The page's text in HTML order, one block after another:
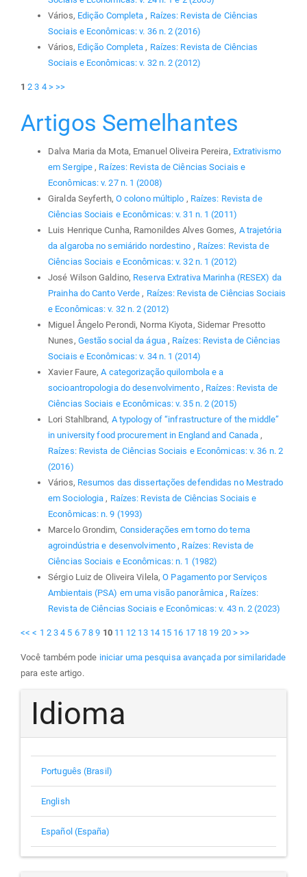
Vários, Edição Completa, Raízes: Revista de Ciências
Sociais e Econômicas: v. 36 n. 2 (2016)
Vários, Edição Completa, Raízes: Revista de Ciências
Sociais e Econômicas: v. 32 n. 2 (2012)
1 2 3 4 > >>
Artigos Semelhantes
Dalva Maria da Mota, Emanuel Oliveira Pereira, Extrativismo
em Sergipe, Raízes: Revista de Ciências Sociais e
Econômicas: v. 27 n. 1 (2008)
Giralda Seyferth, O colono múltiplo , Raízes: Revista de
Ciências Sociais e Econômicas: v. 31 n. 1 (2011)
Luis Henrique Cunha, Ramonildes Alves Gomes, A trajetória
da algaroba no semiárido nordestino , Raízes: Revista de
Ciências Sociais e Econômicas: v. 32 n. 1 (2012)
José Wilson Galdino, Reserva Extrativa Marinha (RESEX) da
Prainha do Canto Verde, Raízes: Revista de Ciências Sociais
e Econômicas: v. 32 n. 2 (2012)
Miguel Ângelo Perondi, Norma Kiyota, Sidemar Presotto
Nunes, Gestão social da água , Raízes: Revista de Ciências
Sociais e Econômicas: v. 34 n. 1 (2014)
Xavier Faure,A categorização quilombola e a
socioantropologia do desenvolvimento , Raízes: Revista de
Ciências Sociais e Econômicas: v. 35 n. 2 (2015)
Lori Stahlbrand, A typology of “infrastructure of the middle”
in university food procurement in England and Canada,
Raízes: Revista de Ciências Sociais e Econômicas: v. 36 n. 2
(2016)
Vários, Resumos das dissertações defendidas no Mestrado
em Sociologia, Raízes: Revista de Ciências Sociais e
Econômicas: n. 9 (1993)
Marcelo Grondim, Considerações em torno do tema
agroindústria e desenvolvimento, Raízes: Revista de
Ciências Sociais e Econômicas: n. 1 (1982)
Sérgio Luiz de Oliveira Vilela,O Pagamento por Serviços
Ambientais (PSA) em uma visão panorâmica, Raízes:
Revista de Ciências Sociais e Econômicas: v. 43 n. 2 (2023)
<< < 1 2 3 4 5 6 7 8 9 10 11 12 13 14 15 16 17 18 19 20 > >>
Você também pode iniciar uma pesquisa avançada por similaridade
para este artigo.
Idioma
Português (Brasil)
English
Español (España)